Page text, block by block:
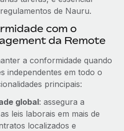
de Nauru.
com o
da Remote
a conformidade quando
independentes em todo o
principais:
global: assegura a
leis laborais em mais de
localizados e